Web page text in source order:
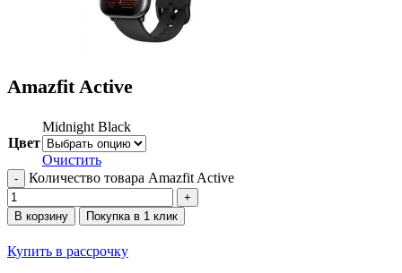
Amazfit Active
Цвет
Midnight Black
Очистить
Количество товара Amazfit Active
В корзину Покупка в 1 клик
Купить в рассрочку